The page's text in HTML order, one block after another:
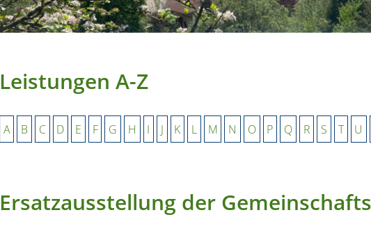
Leistungen A-Z
A B C D E F G H I J K L M N O P Q R S T U
Ersatzausstellung der